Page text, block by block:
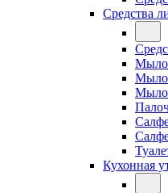
Средства
Мыло
Мыло
Мыло
Кухонная